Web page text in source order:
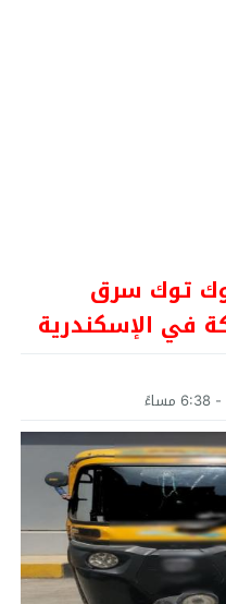
توك سرق
في الإسكندرية